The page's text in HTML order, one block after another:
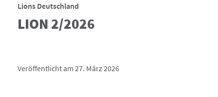
Lions Deutschland
LION 2/2026
Veröffentlicht am 27. März 2026